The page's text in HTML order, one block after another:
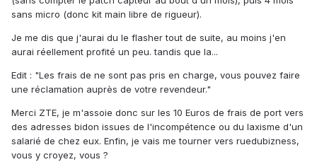
sans micro (donc kit main libre de rigueur).
Je me dis que j'aurai du le flasher tout de suite, au moins j'en
aurai réellement profité un peu. tandis que la...
Edit : "Les frais de ne sont pas pris en charge, vous pouvez faire
une réclamation auprès de votre revendeur."
Merci ZTE, je m'assoie donc sur les 10 Euros de frais de port vers
des adresses bidon issues de l'incompétence ou du laxisme d'un
salarié de chez eux. Enfin, je vais me tourner vers ruedubizness,
vous y croyez, vous ?